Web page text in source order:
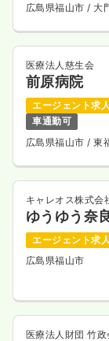
広島県福山市 / 大
医療法人慈生会
前原病院
エージェント求人
車通勤可
広島県福山市 / 東
キャレオス株式会
ゆうゆう奈
エージェント求人
広島県福山市
医療法人財団